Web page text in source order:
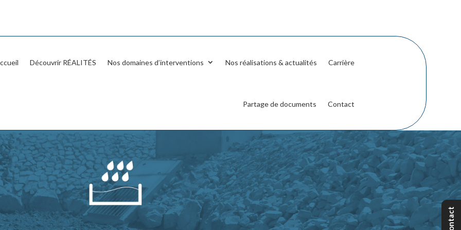
Découvrir RÉALITÉS Nos domaines d’interventions Nos réalisations & actualités Carrière
Partage de documents Contact
Contact